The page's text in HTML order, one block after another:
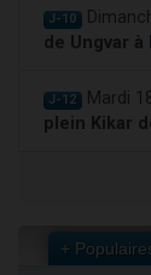
J-10
de Ungvar à
J-12 Mardi
plein Kikar
+